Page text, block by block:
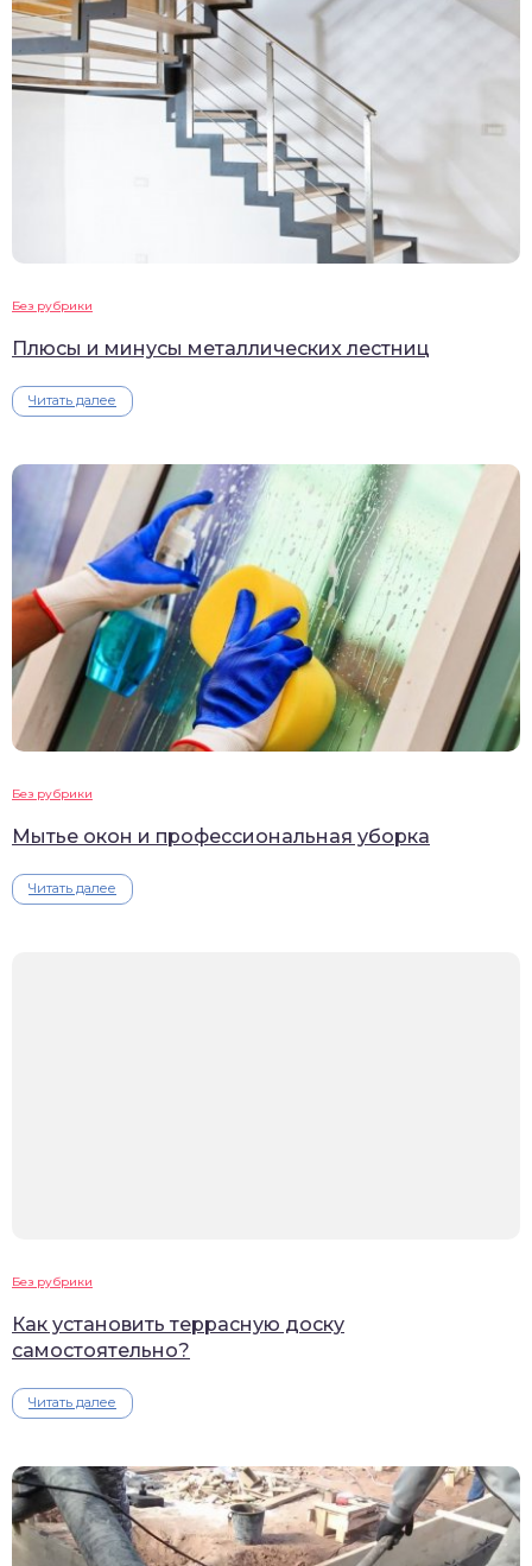
Без рубрики
Плюсы и минусы металлических лестниц
Читать далее
Без рубрики
Мытье окон и профессиональная уборка
Читать далее
Без рубрики
Как установить террасную доску
самостоятельно?
Читать далее